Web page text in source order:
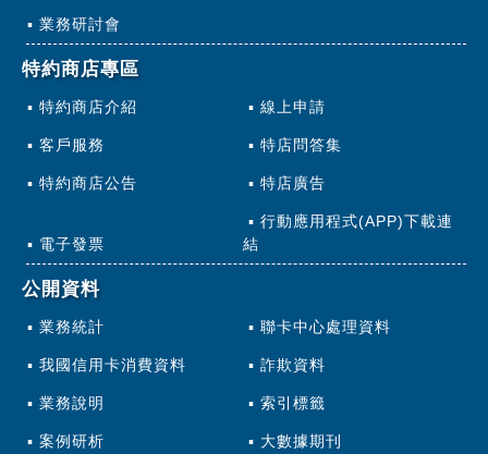
業務研討會
特約商店專區
特約商店介紹 線上申請
客戶服務 特店問答集
特約商店公告 特店廣告
電子發票
行動應用程式(APP)下載連
結
公開資料
業務統計 聯卡中心處理資料
我國信用卡消費資料 詐欺資料
業務說明 索引標籤
案例研析 大數據期刊